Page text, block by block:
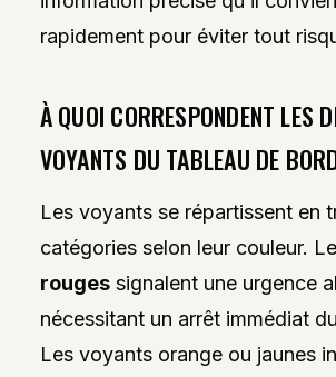
rapidement pour éviter tout
À QUOI CORRESPONDENT LES
VOYANTS DU TABLEAU DE
Les voyants se répartissent en
catégories selon leur couleur.
rougessignalent une urgence
nécessitant un arrêt immédiat
Les voyants orange ou jaunes